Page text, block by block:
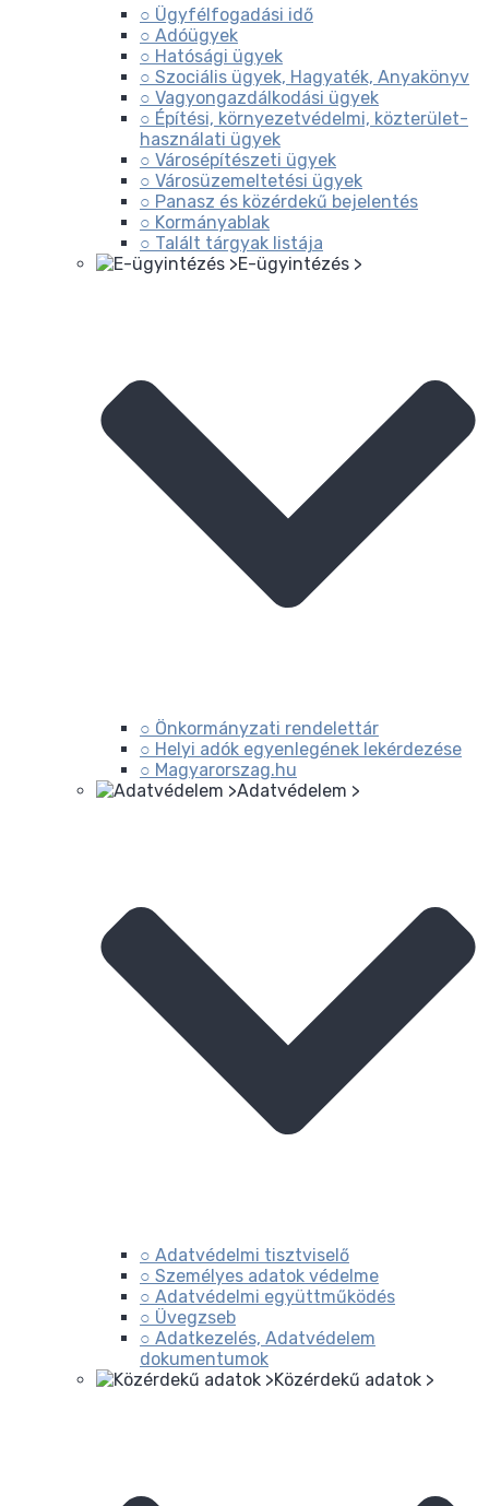
○ Ügyfélfogadási idő
○ Adóügyek
○ Hatósági ügyek
○ Szociális ügyek, Hagyaték, Anyakönyv
○ Vagyongazdálkodási ügyek
○ Építési, környezetvédelmi, közterület-
használati ügyek
○ Városépítészeti ügyek
○ Városüzemeltetési ügyek
○ Panasz és közérdekű bejelentés
○ Kormányablak
○ Talált tárgyak listája
E-ügyintézés >
○ Önkormányzati rendelettár
○ Helyi adók egyenlegének lekérdezése
○ Magyarorszag.hu
Adatvédelem >
○ Adatvédelmi tisztviselő
○ Személyes adatok védelme
○ Adatvédelmi együttműködés
○ Üvegzseb
○ Adatkezelés, Adatvédelem
dokumentumok
Közérdekű adatok >